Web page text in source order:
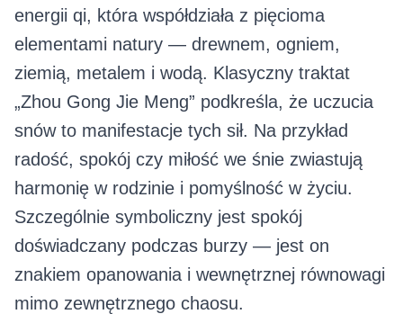
energii qi, która współdziała z pięcioma
elementami natury — drewnem, ogniem,
ziemią, metalem i wodą. Klasyczny traktat
„Zhou Gong Jie Meng” podkreśla, że uczucia
snów to manifestacje tych sił. Na przykład
radość, spokój czy miłość we śnie zwiastują
harmonię w rodzinie i pomyślność w życiu.
Szczególnie symboliczny jest spokój
doświadczany podczas burzy — jest on
znakiem opanowania i wewnętrznej równowagi
mimo zewnętrznego chaosu.